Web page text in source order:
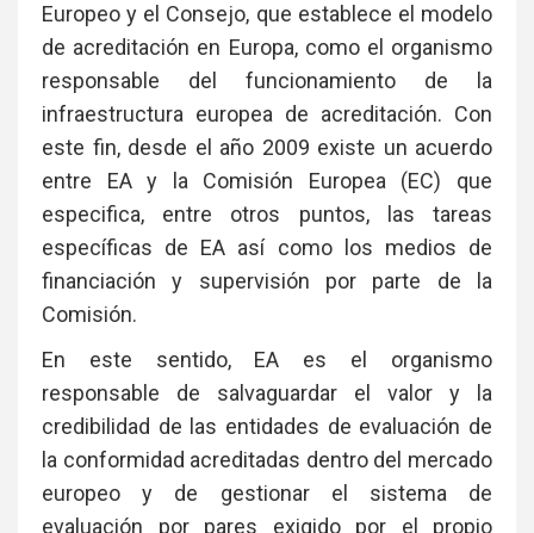
Europeo y el Consejo, que establece el modelo
de acreditación en Europa, como el organismo
responsable del funcionamiento de la
infraestructura europea de acreditación. Con
este fin, desde el año 2009 existe un acuerdo
entre EA y la Comisión Europea (EC) que
especifica, entre otros puntos, las tareas
específicas de EA así como los medios de
financiación y supervisión por parte de la
Comisión.
En este sentido, EA es el organismo
responsable de salvaguardar el valor y la
credibilidad de las entidades de evaluación de
la conformidad acreditadas dentro del mercado
europeo y de gestionar el sistema de
evaluación por pares exigido por el propio